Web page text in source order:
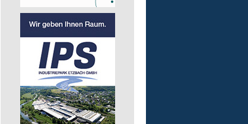
in Teilzeit
Lebenshilfe im Landkreis
GmbH